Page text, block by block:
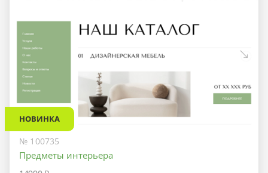
НОВИНКА
№ 100735
Предметы интерьера